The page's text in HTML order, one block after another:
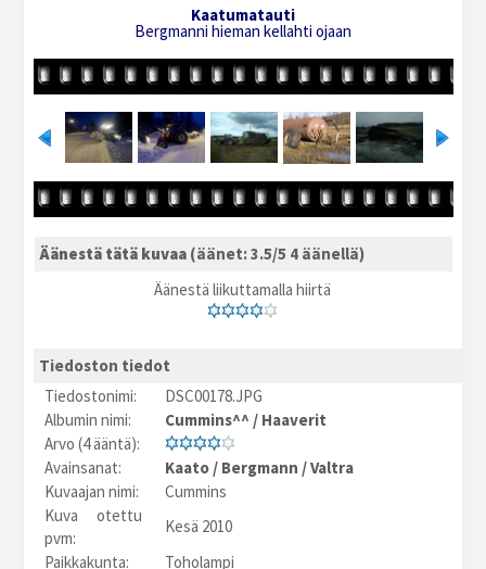
Kaatumatauti
Bergmanni hieman kellahti ojaan
Äänestä tätä kuvaa (äänet: 3.5/5 4 äänellä)
Äänestä liikuttamalla hiirtä
Tiedoston tiedot
Tiedostonimi:
DSC00178.JPG
Albumin nimi:
Cummins^^ / Haaverit
Arvo (4 ääntä):
Avainsanat:
Kaato / Bergmann /Valtra
Kuvaajan nimi:
Cummins
Kuva otettu
pvm:
Kesä 2010
Paikkakunta:
Toholampi